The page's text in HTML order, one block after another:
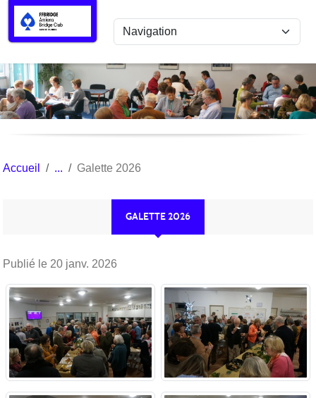
Accueil Galette 2026
GALETTE 2026
Publié le 20 janv. 2026
Panneau de gestion des cookies